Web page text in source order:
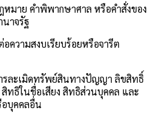
หมาย คำพิพากษาศาล หรือคำสั่งของ
าจรัฐ
ความสงบเรียบร้อยหรือจารีต
รละเมิดทรัพย์สินทางปัญญา ลิขสิทธิ์
ทธิในชื่อเสียง สิทธิส่วนบุคคล และ
อบุคคลอื่น